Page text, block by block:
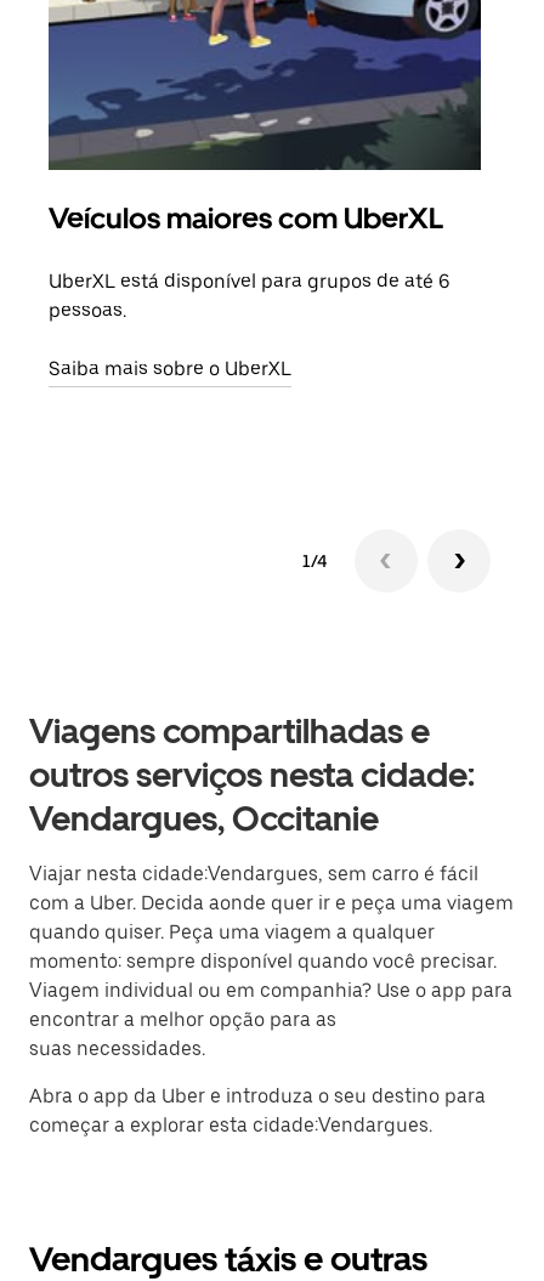
Veículos maiores com UberXL
UberXL está disponível para grupos de até 6
pessoas.
Saiba mais sobre o UberXL
1/4
Viagens compartilhadas e
outros serviços nesta cidade:
Vendargues, Occitanie
Viajar nesta cidade:Vendargues, sem carro é fácil
com a Uber. Decida aonde quer ir e peça uma viagem
quando quiser. Peça uma viagem a qualquer
momento: sempre disponível quando você precisar.
Viagem individual ou em companhia? Use o app para
encontrar a melhor opção para as
suas necessidades.
Abra o app da Uber e introduza o seu destino para
começar a explorar esta cidade:Vendargues.
Vendargues táxis e outras